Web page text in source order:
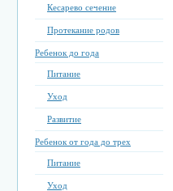
Кесарево сечение
Протекание родов
Ребенок до года
Питание
Уход
Развитие
Ребенок от года до трех
Питание
Уход